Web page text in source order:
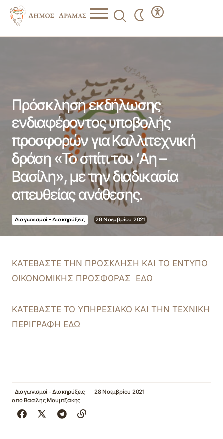
Πρόσκληση εκδήλωσης
ενδιαφέροντος υποβολής
προσφορών για Καλλιτεχνική
δράση «Το σπίτι του ‘Αη –
Βασίλη», με την διαδικασία
απευθείας ανάθεσης.
Διαγωνισμοί - Διακηρύξεις 28 Νοεμβρίου 2021
ΚΑΤΕΒΑΣΤΕ ΤΗΝ ΠΡΟΣΚΛΗΣΗ ΚΑΙ ΤΟ ΕΝΤΥΠΟ
ΟΙΚΟΝΟΜΙΚΗΣ ΠΡΟΣΦΟΡΑΣ ΕΔΩ
ΚΑΤΕΒΑΣΤΕ ΤΟ ΥΠΗΡΕΣΙΑΚΟ ΚΑΙ ΤΗΝ ΤΕΧΝΙΚΗ
ΠΕΡΙΓΡΑΦΗ ΕΔΩ
Διαγωνισμοί - Διακηρύξεις
28 Νοεμβρίου 2021
από Βασίλης Μουμτζάκης